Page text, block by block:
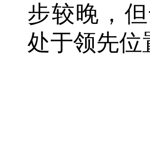
步较晚，
处于领先位